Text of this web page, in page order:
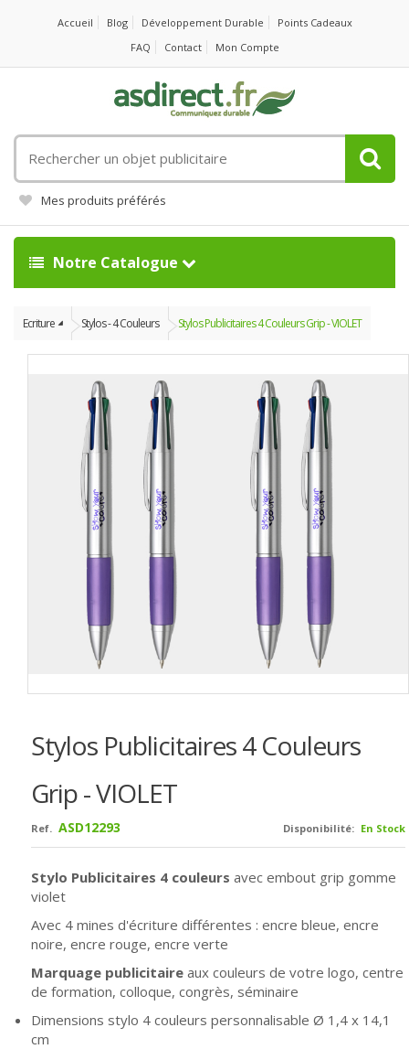
Accueil Blog Développement Durable
Points Cadeaux
FAQ
Contact Mon Compte
un
objet
publicitaire
Mes produits préférés
Notre Catalogue
Ecriture Stylos - 4 Couleurs Stylos Publicitaires 4 Couleurs Grip - VIOLET
Stylos Publicitaires 4 Couleurs
Grip - VIOLET
Disponibilité: En Stock
Ref. ASD12293
Stylo Publicitaires 4 couleurs avec embout grip gomme
violet
Avec 4 mines d'écriture différentes : encre bleue, encre
noire, encre rouge, encre verte
Marquage publicitaire aux couleurs de votre logo, centre
de formation, colloque, congrès, séminaire
Dimensions stylo 4 couleurs personnalisable Ø 1,4 x 14,1
cm